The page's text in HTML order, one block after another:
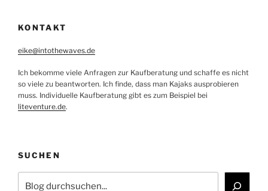
KONTAKT
eike@intothewaves.de
Ich bekomme viele Anfragen zur Kaufberatung und schaffe es nicht
so viele zu beantworten. Ich finde, dass man Kajaks ausprobieren
muss. Individuelle Kaufberatung gibt es zum Beispiel bei
liteventure.de.
SUCHEN